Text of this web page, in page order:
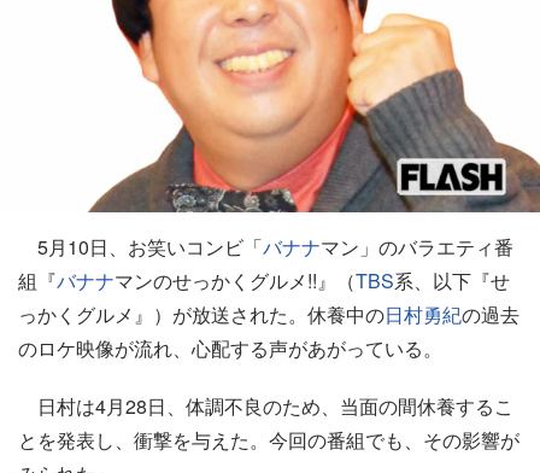
5月10日、お笑いコンビ「バナナマン」のバラエティ番
組『バナナマンのせっかくグルメ!!』（TBS系、以下『せ
っかくグルメ』）が放送された。休養中の日村勇紀の過去
のロケ映像が流れ、心配する声があがっている。
日村は4月28日、体調不良のため、当面の間休養するこ
とを発表し、衝撃を与えた。今回の番組でも、その影響が